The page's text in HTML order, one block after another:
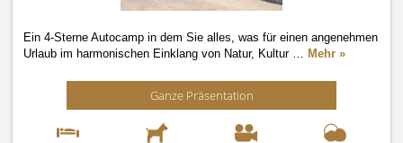
Ein 4-Sterne Autocamp in dem Sie alles, was für einen angenehmen
Urlaub im harmonischen Einklang von Natur, Kultur … Mehr »
Ganze Präsentation